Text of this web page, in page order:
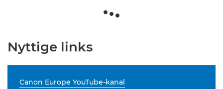
Nyttige links
Canon Europe YouTube-kanal